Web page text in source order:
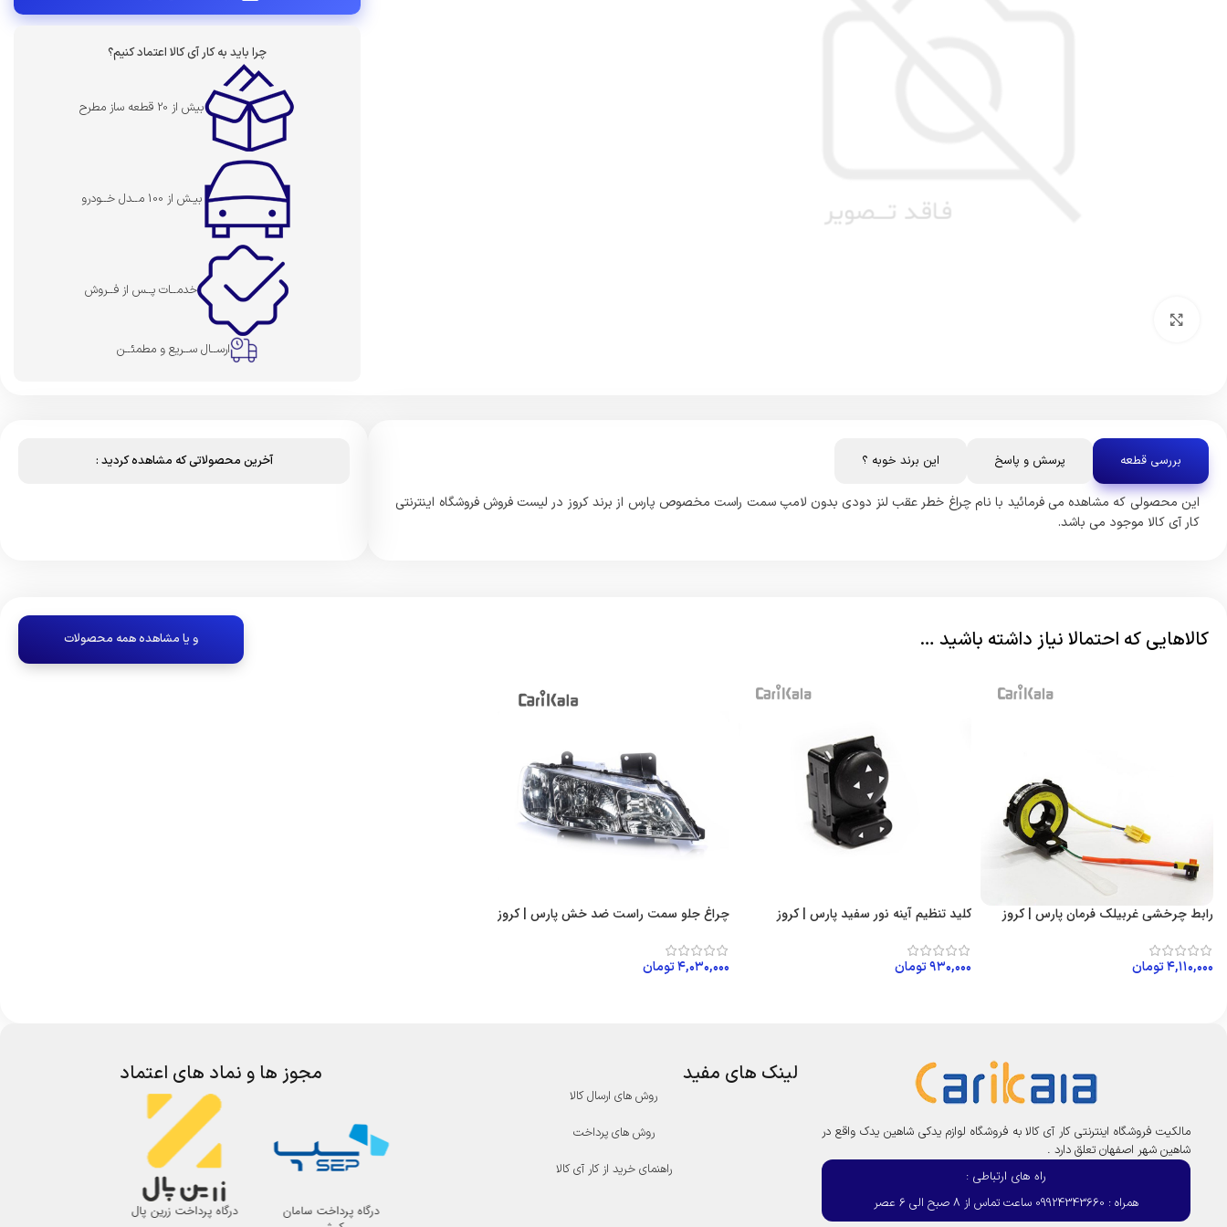
چرا باید به کار آی کالا اعتماد کنیم؟
بیش از 20 قطعه ساز مطرح
بیـش از 100 مــدل خــودرو
خدمــات پــس از فــروش
ارســال ســریع و مطمئــن
بررسی قطعه پرسش و پاسخ این برند خوبه ؟
این محصولی که مشاهده می فرمائید با نام چراغ خطر عقب لنز دودی بدون لامپ سمت راست مخصوص پارس از برند کروز در لیست فروش فروشگاه اینترنتی
کار آی کالا موجود می باشد.
آخرین محصولاتی که مشاهده کردید :
کالاهایی که احتمالا نیاز داشته باشید … و یا مشاهده همه محصولات
رابط چرخشی غربیلک فرمان پارس | کروز
۴,۱۱۰,۰۰۰تومان
کلید تنظیم آینه نور سفید پارس | کروز
۹۳۰,۰۰۰تومان
چراغ جلو سمت راست ضد خش پارس | کروز
۴,۰۳۰,۰۰۰تومان
مالکیت فروشگاه اینترنتی کار آی کالا به فروشگاه لوازم یدکی شاهین یدک واقع در
شاهین شهر اصفهان تعلق دارد .
راه های ارتباطی :
همراه : 09924343660 ساعت تماس از 8 صبح الی 6 عصر
لینک های مفید
روش های ارسال کالا
روش های پرداخت
راهنمای خرید از کار آی کالا
مجوز ها و نماد های اعتماد
درگاه پرداخت سامان
درگاه پرداخت زرین پال